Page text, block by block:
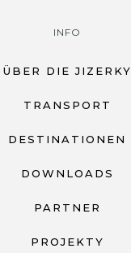
INFO
ÜBER DIE JIZERKY
TRANSPORT
DESTINATIONEN
DOWNLOADS
PARTNER
PROJEKTY